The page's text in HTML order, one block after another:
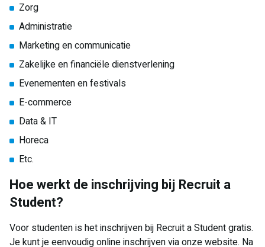
Zorg
Administratie
Marketing en communicatie
Zakelijke en financiële dienstverlening
Evenementen en festivals
E-commerce
Data & IT
Horeca
Etc.
Hoe werkt de inschrijving bij Recruit a
Student?
Voor studenten is het inschrijven bij Recruit a Student gratis.
Je kunt je eenvoudig online inschrijven via onze website. Na